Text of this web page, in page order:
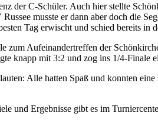
der C-Schüler. Auch hier stellte
musste er dann aber doch die
Tag erwischt und schied bereits in
zum Aufeinandertreffen der
knapp mit 3:2 und zog ins 1/4-
Alle hatten Spaß und konnten
und Ergebnisse gibt es im